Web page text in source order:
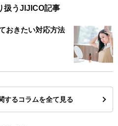
扱うJIJICO記事
おきたい対応方法
するコラムを全て見る